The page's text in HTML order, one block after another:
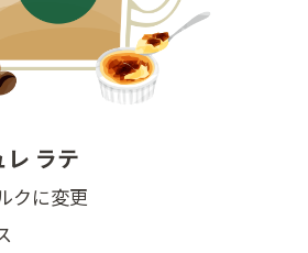
レ ラテ
クに変更